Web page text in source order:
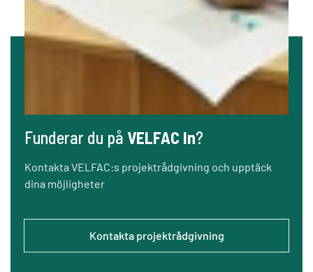
Funderar du på VELFAC In?
Kontakta VELFAC:s projektrådgivning och upptäck
dina möjligheter
Kontakta projektrådgivning